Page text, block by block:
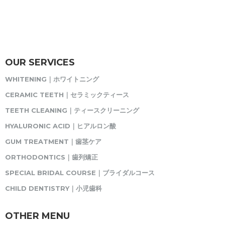
OUR SERVICES
WHITENING｜ホワイトニング
CERAMIC TEETH｜セラミックティース
TEETH CLEANING｜ティースクリーニング
HYALURONIC ACID｜ヒアルロン酸
GUM TREATMENT｜歯茎ケア
ORTHODONTICS｜歯列矯正
SPECIAL BRIDAL COURSE｜ブライダルコース
CHILD DENTISTRY｜小児歯科
OTHER MENU